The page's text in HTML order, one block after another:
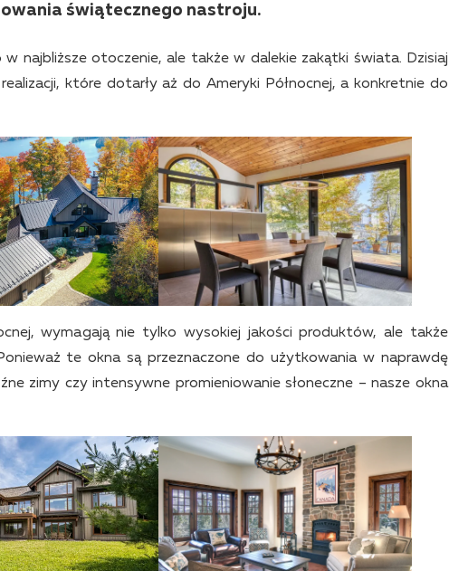
świątecznego nastroju.
najbliższe otoczenie, ale także w dalekie zakątki świata. Dzisiaj
które dotarły aż do Ameryki Północnej, a konkretnie do
wymagają nie tylko wysokiej jakości produktów, ale także
te okna są przeznaczone do użytkowania w naprawdę
zimy czy intensywne promieniowanie słoneczne – nasze okna